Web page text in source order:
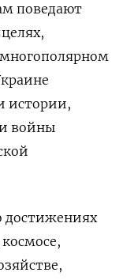
поведают
истории,
войны
достижениях